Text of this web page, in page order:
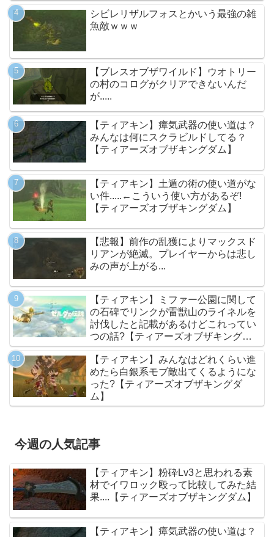
シビレリザルフォスとかいう最強の雑
魚敵ｗｗｗ
【ブレスオブザワイルド】ウオトリー
の村のコログがクリアできないんだ
が.....
【ティアキン】瘴気武器の使い道は？
みんなは何にスクラビルドしてる？
【ティアーズオブザキングダム】
【ティアキン】土遁の術の使い道がな
い件.....←こういう使い方があるぞ!
【ティアーズオブザキングダム】
【悲報】前作の乱獲によりマックスド
リアンが絶滅。プレイヤーからは悲し
みの声が上がる...
【ティアキン】ミファー公園に関して
の石碑でリンクが雷獣山のライネルを
討伐したと記載があるけどこれってい
つの話?【ティアーズオブザキングダ
ム】
【ティアキン】みんなはどれくらい進
めたら白銀系モブ敵出てくるようにな
った?【ティアーズオブザキングダ
ム】
今週の人気記事
【ティアキン】粉砕Lv3と思われる素
材でイワロック殴って比較してみた結
果....【ティアーズオブザキングダム】
【ティアキン】瘴気武器の使い道は？